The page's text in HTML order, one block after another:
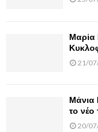
Μαρία
21/
Μάνια
το νέο
20/